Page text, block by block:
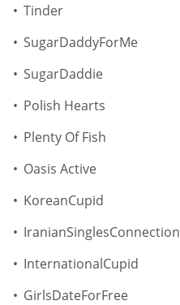
Tinder
SugarDaddyForMe
SugarDaddie
Polish Hearts
Plenty Of Fish
Oasis Active
KoreanCupid
IranianSinglesConnection
InternationalCupid
GirlsDateForFree